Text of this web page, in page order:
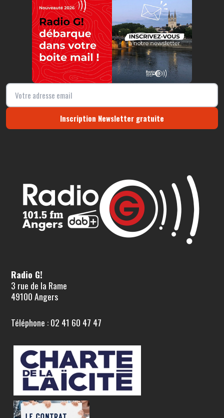
Inscription Newsletter gratuite
Radio G!
3 rue de la Rame
49100 Angers
Téléphone : 02 41 60 47 47